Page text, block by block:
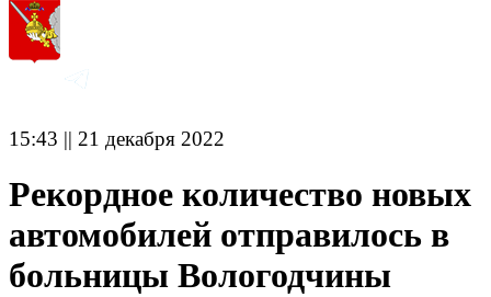
15:43 || 21 декабря 2022
Рекордное количество новых
автомобилей отправилось в
больницы Вологодчины